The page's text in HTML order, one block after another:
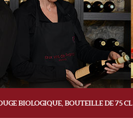
BIOLOGIQUE, BOUTEILLE DE 75 CL